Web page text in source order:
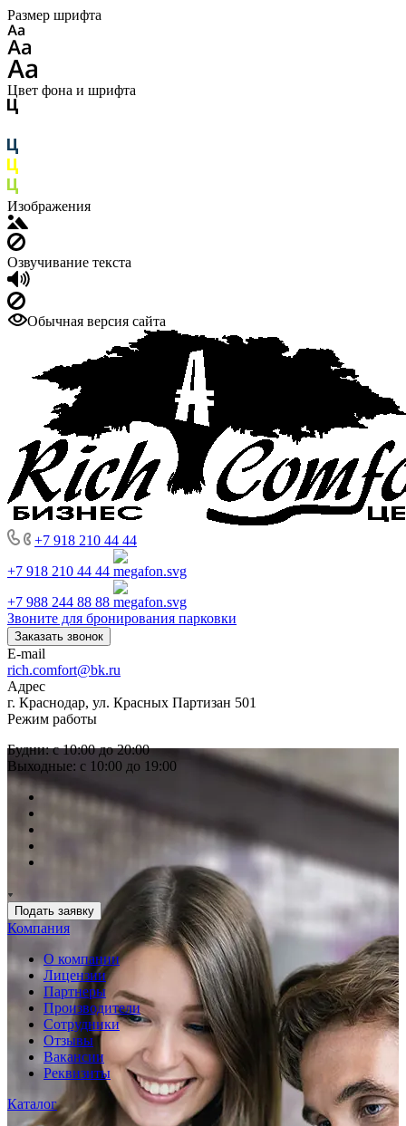
Размер шрифта
Цвет фона и шрифта
Изображения
Озвучивание текста
Обычная версия сайта
+7 918 210 44 44
+7 918 210 44 44
+7 988 244 88 88
Звоните для бронирования парковки
Заказать звонок
E-mail
rich.comfort@bk.ru
Адрес
г. Краснодар, ул. Красных Партизан 501
Режим работы
Будни: с 10:00 до 20:00
Выходные: с 10:00 до 19:00
Подать заявку
Компания
О компании
Лицензии
Партнеры
Производители
Сотрудники
Отзывы
Вакансии
Реквизиты
Каталог